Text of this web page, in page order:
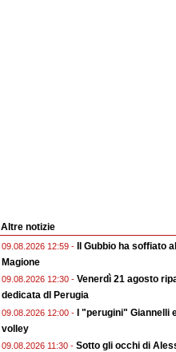
Altre notizie
09.08.2026 12:59 -
Il Gubbio ha soffiato
Magione
09.08.2026 12:30 - Venerdì 21 agosto
dedicata dl Perugia
09.08.2026 12:00 - I "perugini" Giannelli
volley
09.08.2026 11:30 - Sotto gli occhi di